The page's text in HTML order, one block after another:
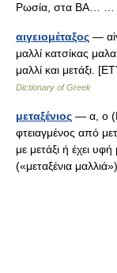
Ρωσία, στα ΒΑ… …
αιγειομέταξος —
μαλλί κατσίκας
μαλλί και μετάξι.
Dictionary of Greek
μεταξένιος — α, ο (Μ
φτειαγμένος από
με μετάξι ή έχει
(«μεταξένια